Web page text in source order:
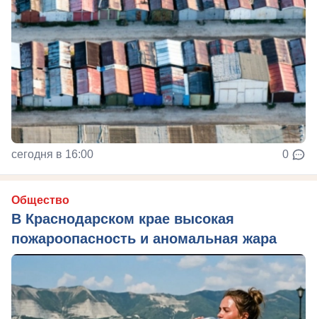
сегодня в 16:00 0
Общество
В Краснодарском крае высокая
пожароопасность и аномальная жара